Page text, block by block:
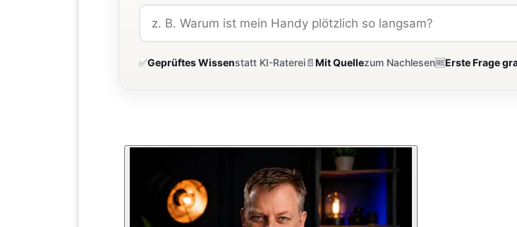
✅Geprüftes Wissenstatt KI-Raterei📄Mit Quellezum Nachlesen🆓Erste Frage